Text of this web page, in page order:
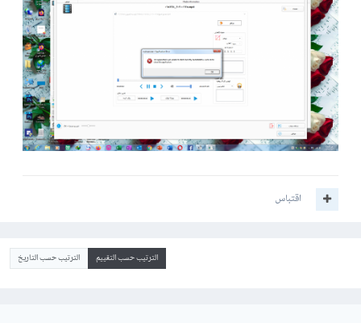
اقتباس
الترتيب حسب التقييم الترتيب حسب التاريخ